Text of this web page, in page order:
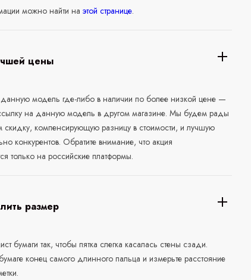
можно найти наэтой странице.
цены
модель где-либо в наличии по более низкой цене —
на данную модель в другом магазине. Мы будем рады
скидку, компенсирующую разницу в стоимости, и лучшую
конкурентов. Обратите внимание, что акция
только на российские платформы.
размер
бумаги так, чтобы пятка слегка касалась стены сзади.
конец самого длинного пальца и измерьте расстояние